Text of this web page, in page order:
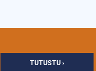
TUTUSTU ›